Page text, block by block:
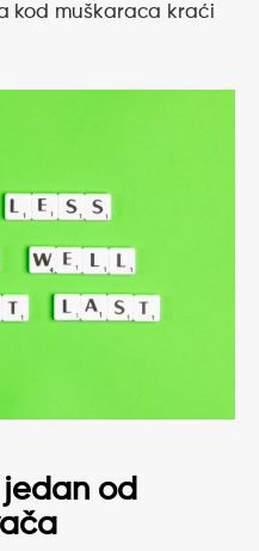
kod muškaraca kraći
od